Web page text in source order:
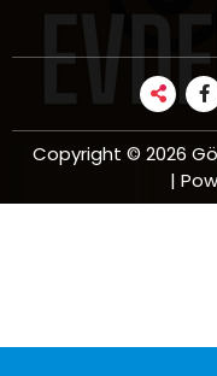
Copyright © 2026
|